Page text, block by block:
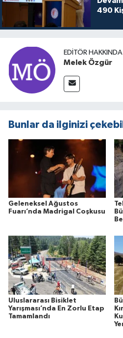
490
EDITÖR HAKKINDA
Melek Özgür
Bunlar da ilginizi
Geleneksel Ağustos
Fuarı’nda Madrigal Coşkusu
Uluslararası Bisiklet
Yarışması’nda En Zorlu Etap
Tamamlandı